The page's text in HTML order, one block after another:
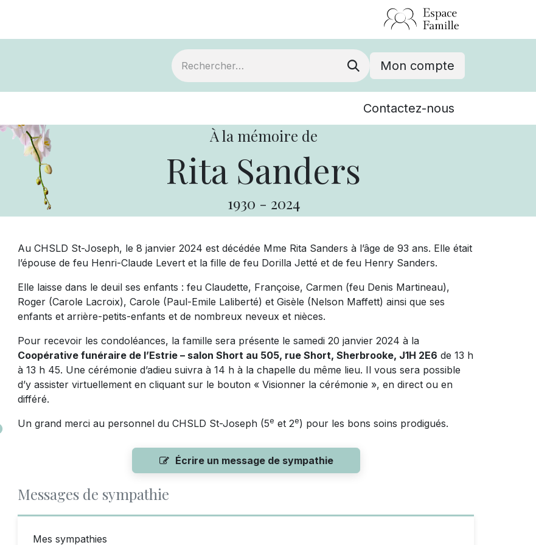
Mon compte
Événements
Contactez-nous
À la mémoire de
Rita Sanders
1930 - 2024
Au CHSLD St-Joseph, le 8 janvier 2024 est décédée Mme Rita Sanders à l’âge de 93 ans. Elle était
l’épouse de feu Henri-Claude Levert et la fille de feu Dorilla Jetté et de feu Henry Sanders.
Elle laisse dans le deuil ses enfants : feu Claudette, Françoise, Carmen (feu Denis Martineau),
Roger (Carole Lacroix), Carole (Paul-Emile Laliberté) et Gisèle (Nelson Maffett) ainsi que ses
enfants et arrière-petits-enfants et de nombreux neveux et nièces.
Pour recevoir les condoléances, la famille sera présente le samedi 20 janvier 2024 à la
Coopérative funéraire de l’Estrie – salon Short au 505, rue Short, Sherbrooke, J1H 2E6 de 13 h
à 13 h 45. Une cérémonie d’adieu suivra à 14 h à la chapelle du même lieu. Il vous sera possible
d’y assister virtuellement en cliquant sur le bouton « Visionner la cérémonie », en direct ou en
différé.
Un grand merci au personnel du CHSLD St-Joseph (5e et 2e) pour les bons soins prodigués.
Écrire un message de sympathie
Messages de sympathie
Mes sympathies